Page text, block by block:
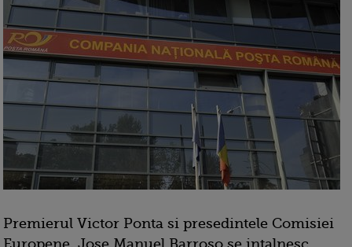
Premierul Victor Ponta si presedintele Comisiei
Europene, Jose Manuel Barroso se intalnesc